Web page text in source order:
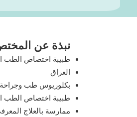
نبذة عن
طبيبة اختصاص الطب
العراق
بكلوريوس طب وجراحة
طبيبة اختصاص الطب
ممارسة بالعلاج